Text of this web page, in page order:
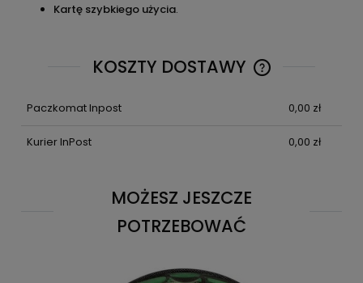
Kartę szybkiego użycia.
KOSZTY DOSTAWY
CENA NIE
Paczkomat Inpost
0,00 zł
Kurier InPost 0,00 zł
MOŻESZ JESZCZE
POTRZEBOWAĆ